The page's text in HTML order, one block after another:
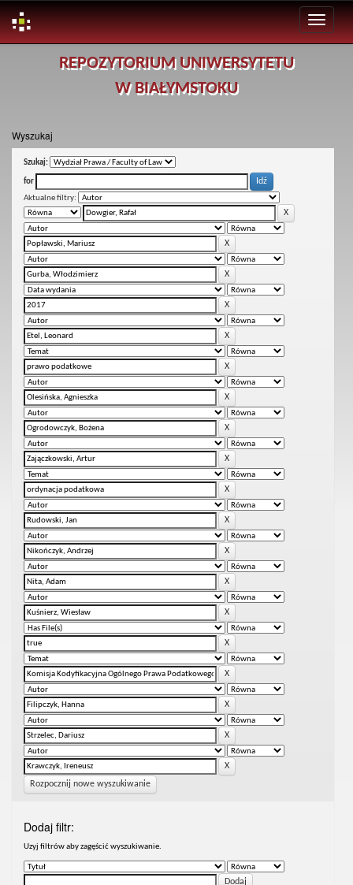
REPOZYTORIUM UNIWERSYTETU
W BIAŁYMSTOKU
Wyszukaj
Szukaj:
for
Aktualne filtry:
Rozpocznij nowe wyszukiwanie
Dodaj filtr:
Uzyj filtrów aby zagęścić wyszukiwanie.